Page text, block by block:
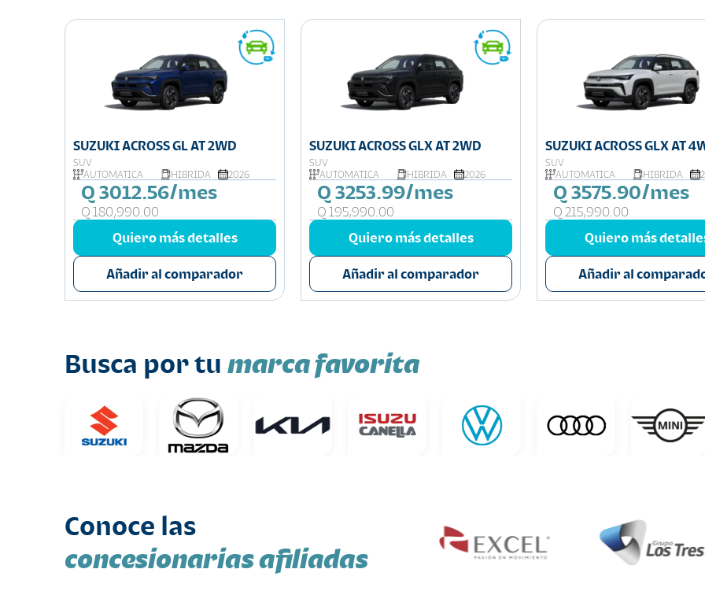
SUZUKI ACROSS GL AT 2WD
SUV
AUTOMÁTICA
HIBRIDA 2026
Q 3012.56/mes
Q 180,990.00
Quiero más detalles
Añadir al comparador
SUZUKI ACROSS GLX AT 2WD
SUV
AUTOMÁTICA
HIBRIDA 2026
Q 3253.99/mes
Q 195,990.00
Quiero más detalles
Añadir al comparador
SUZUKI ACROSS GLX AT
SUV
AUTOMÁTICA
HIBRIDA
Q 3575.90/mes
Q 215,990.00
Quiero más
Añadir al
Busca por tu marca favorita
Conoce las
concesionarias afiliadas